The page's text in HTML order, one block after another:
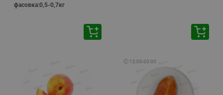
фасовка:0,5-0,7кг
🕘 12:00-20:00